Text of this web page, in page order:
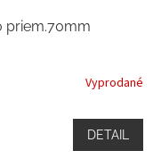
priem.70mm
Vyprodané
DETAIL